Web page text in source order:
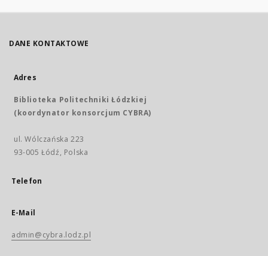
DANE KONTAKTOWE
Adres
Biblioteka Politechniki Łódzkiej
(koordynator konsorcjum CYBRA)
ul. Wólczańska 223
93-005 Łódź, Polska
Telefon
E-Mail
admin@cybra.lodz.pl